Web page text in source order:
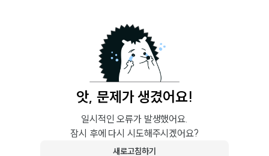
앗, 문제가 생겼어요!
일시적인 오류가 발생했어요.
잠시 후에 다시 시도해주시겠어요?
새로고침하기